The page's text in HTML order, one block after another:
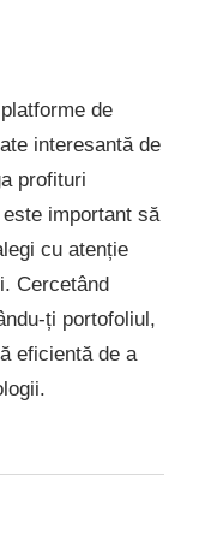
de
interesantă de
profituri
important să
cu atenție
Cercetând
ți portofoliul,
eficientă de a